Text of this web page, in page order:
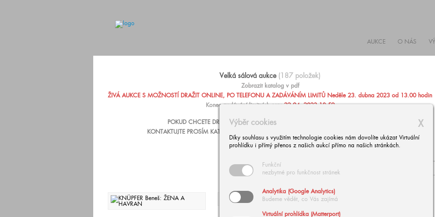
AUKCE O NÁS
X
Výběr cookies
Díky souhlasu s využitím technologie cookies nám dovolíte ukázat Virtuální
prohlídku i přímý přenos z našich aukcí přímo na našich stránkách.
Funkční
nezbytné pro funkčnost stránek
Analytika (Google Analytics)
Budeme vědět, co Vás zajímá
Virtuální prohlídka (Matterport)
Velká sálová aukce (187 položek)
Zobrazit katalog v pdf
ŽIVÁ AUKCE S MOŽNOSTÍ DRAŽIT ONLINE, PO TELEFONU A ZADÁVÁNÍM LIMITŮ Neděle 23. dubna 2023 od 13.00 hodin
Konec zadávání limitních cen:22.04. 2023 18:59
POKUD CHCETE DRAŽIT PO TELEFONU NEBO ZADAT PEVNOU LIMITNÍ CENU
KONTAKTUJTE PROSÍM KATARÍNU ZÁRUBOVOU, +420 602 293 023,